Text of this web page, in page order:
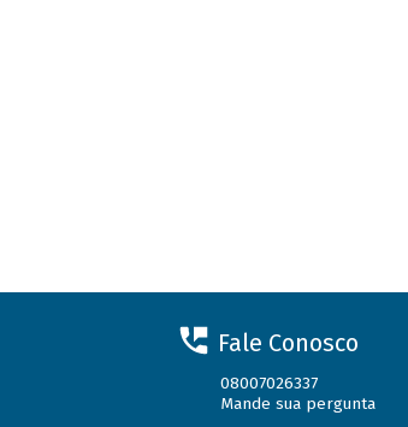
Fale Conosco
08007026337
Mande sua pergunta